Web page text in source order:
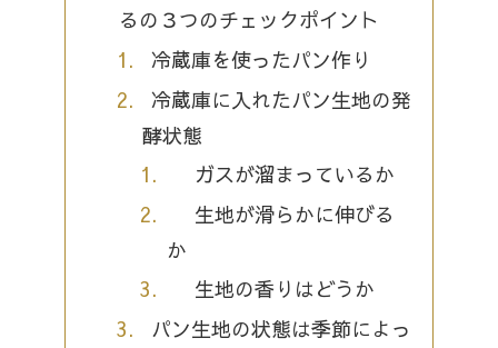
るの３つのチェックポイント
冷蔵庫を使ったパン作り
冷蔵庫に入れたパン生地の発
酵状態
ガスが溜まっているか
生地が滑らかに伸びる
か
生地の香りはどうか
パン生地の状態は季節によっ